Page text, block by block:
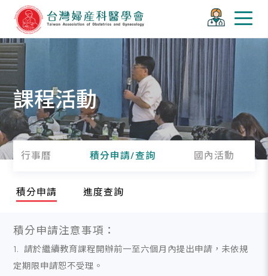
課程活動
行事曆 積分申請/查詢 國內活動
積分申請 進度查詢
積分申請注意事項：
1. 請於繼續教育課程開辦前一至六個月內提出申請，未依規
定期限申請恕不受理。